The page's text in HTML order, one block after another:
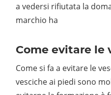
a vedersi rifiutata la
marchio ha
Come evitare le
Come si fa a evitare le
vesciche ai piedi sono